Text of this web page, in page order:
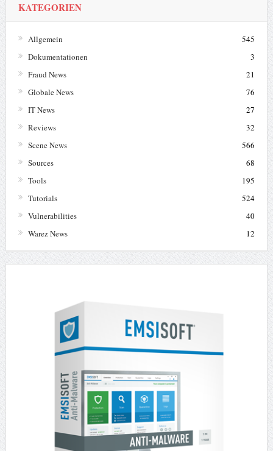
KATEGORIEN
Allgemein
545
Dokumentationen
3
Fraud News
21
Globale News
76
IT News
27
Reviews
32
Scene News
566
Sources
68
Tools
195
Tutorials
524
Vulnerabilities
40
Warez News
12